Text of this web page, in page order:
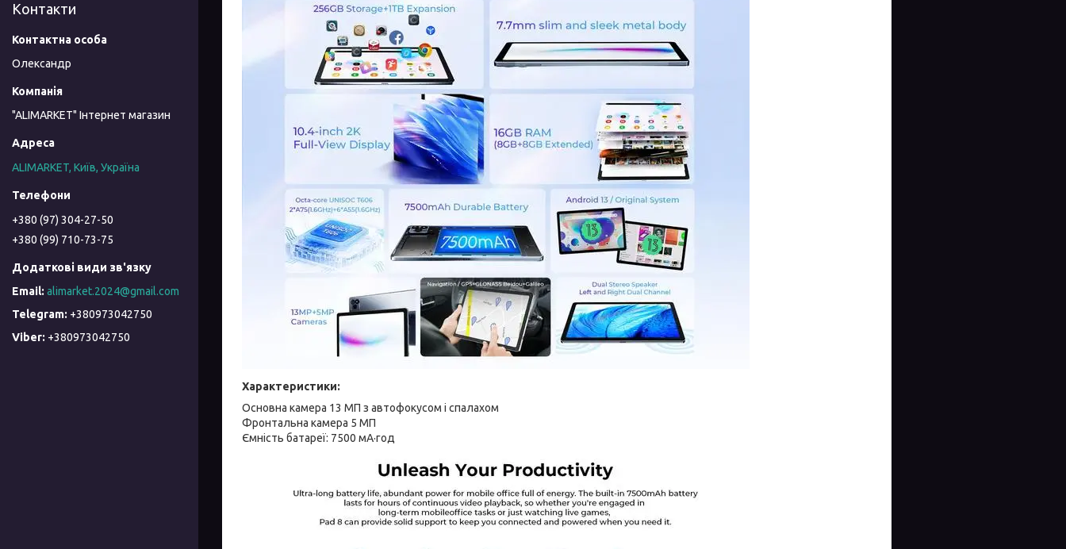
Характеристики:
Основна камера 13 МП з автофокусом і спалахом
Фронтальна камера 5 МП
Ємність батареї: 7500 мА·год
Контакти
Олександр
"ALIMARKET" Інтернет магазин
ALIMARKET, Київ, Україна
+380 (97) 304-27-50
+380 (99) 710-73-75
alimarket.2024@gmail.com
+380973042750
+380973042750